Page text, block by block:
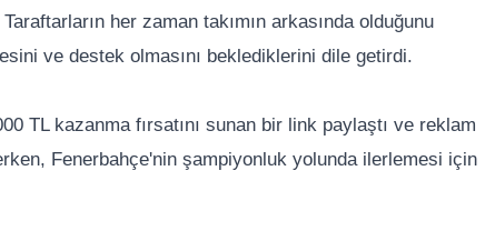
her zaman takımın arkasında olduğunu
ve destek olmasını beklediklerini dile getirdi.
TL kazanma fırsatını sunan bir link paylaştı ve reklam
Fenerbahçe'nin şampiyonluk yolunda ilerlemesi için